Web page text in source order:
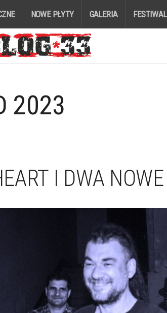
NOWE PŁYTY GALERIA
2023
I DWA